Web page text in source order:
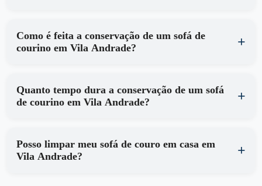
Como é feita a conservação de um sofá de
courino em Vila Andrade?
Quanto tempo dura a conservação de um sofá
de courino em Vila Andrade?
Posso limpar meu sofá de couro em casa em
Vila Andrade?